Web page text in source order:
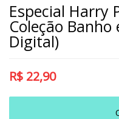
Especial Harry
Coleção Banho
Digital)
R$ 22,90